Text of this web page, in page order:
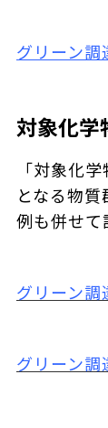
グリーン調
対象化学
「対象化
となる物
例も併せて
グリーン
グリーン